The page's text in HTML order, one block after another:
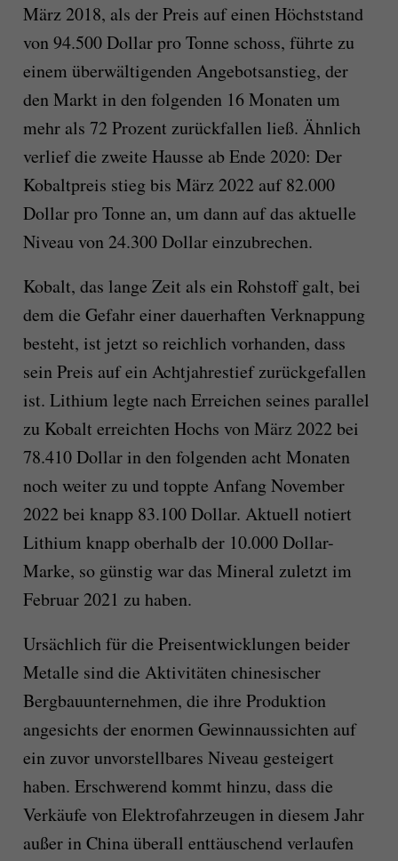
März 2018, als der Preis auf einen Höchststand
von 94.500 Dollar pro Tonne schoss, führte zu
einem überwältigenden Angebotsanstieg, der
den Markt in den folgenden 16 Monaten um
mehr als 72 Prozent zurückfallen ließ. Ähnlich
verlief die zweite Hausse ab Ende 2020: Der
Kobaltpreis stieg bis März 2022 auf 82.000
Dollar pro Tonne an, um dann auf das aktuelle
Niveau von 24.300 Dollar einzubrechen.
Kobalt, das lange Zeit als ein Rohstoff galt, bei
dem die Gefahr einer dauerhaften Verknappung
besteht, ist jetzt so reichlich vorhanden, dass
sein Preis auf ein Achtjahrestief zurückgefallen
ist. Lithium legte nach Erreichen seines parallel
zu Kobalt erreichten Hochs von März 2022 bei
78.410 Dollar in den folgenden acht Monaten
noch weiter zu und toppte Anfang November
2022 bei knapp 83.100 Dollar. Aktuell notiert
Lithium knapp oberhalb der 10.000 Dollar-
Marke, so günstig war das Mineral zuletzt im
Februar 2021 zu haben.
Ursächlich für die Preisentwicklungen beider
Metalle sind die Aktivitäten chinesischer
Bergbauunternehmen, die ihre Produktion
angesichts der enormen Gewinnaussichten auf
ein zuvor unvorstellbares Niveau gesteigert
haben. Erschwerend kommt hinzu, dass die
Verkäufe von Elektrofahrzeugen in diesem Jahr
außer in China überall enttäuschend verlaufen